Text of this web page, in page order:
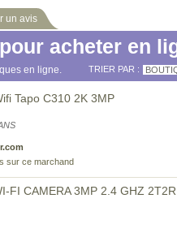
un avis
acheter en
en ligne. TRIER PAR :
Tapo C310 2K 3MP
sur ce marchand
FI CAMERA 3MP 2.4 GHZ